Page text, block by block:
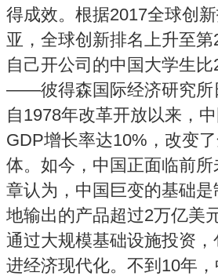
得成效。根据2017全球创
亚，全球创新排名上升至
自己开公司的中国大学生
——彼得森国际经济研究所
自1978年改革开放以来，
GDP增长率达10%，改变
体。如今，中国正面临前
章认为，中国巨变的基础
地输出的产品超过2万亿美
通过大规模基础设施投资
进经济现代化。不到10年